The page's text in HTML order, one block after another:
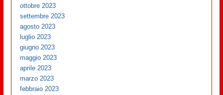
ottobre 2023
settembre 2023
agosto 2023
luglio 2023
giugno 2023
maggio 2023
aprile 2023
marzo 2023
febbraio 2023